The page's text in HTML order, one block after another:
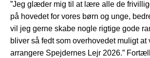
”Jeg glæder mig til at lære alle de
på hovedet for vores børn og unge,
vil jeg gerne skabe nogle rigtige gode
bliver så fedt som overhovedet muligt
arrangere Spejdernes Lejr 2026.”